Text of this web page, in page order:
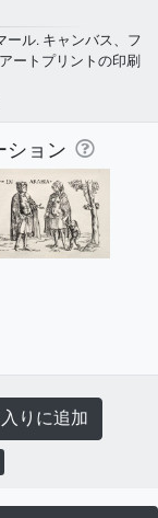
ール. キャンバス、フ
ートプリントの印刷
ション
りに追加